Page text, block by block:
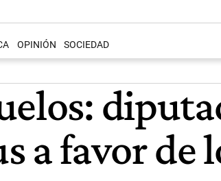
OPINIÓN SOCIEDAD
a favor de